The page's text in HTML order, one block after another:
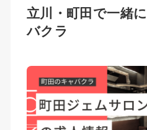
立川・町田で一緒
バクラ